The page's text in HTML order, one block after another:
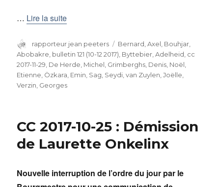
… Lire la suite
Auteur
rapporteur jean peeters Catégories
Bernard, Axel Bouhjar,
Abobakre bulletin 121 (10-12 2017) Byttebier, Adelheid cc
2017-11-29 De Herde, Michel Grimberghs, Denis Noël,
Etienne Özkara, Emin Sag, Seydi ,van Zuylen, Joëlle
Verzin, Georges
CC 2017-10-25 : Démission
de Laurette Onkelinx
Nouvelle interruption de l’ordre du jour par le